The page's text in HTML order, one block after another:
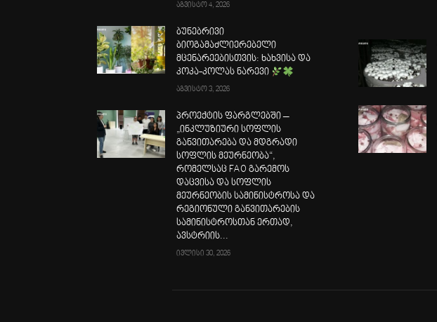
აგვისტო 4, 2026
ბუნებრივი
ბიოგამაძლიერებელი
მცენარეებისთვის: ხახვისა და
კოკა-კოლას ნარევი
აგვისტო 3, 2026
პროექტის ფარგლებში –
„ინკლუზიური სოფლის
განვითარება და მდგრადი
სოფლის მეურნეობა“,
რომელსაც FAO გარემოს
დაცვისა და სოფლის
მეურნეობის სამინისტროსა და
რეგიონული განვითარების
სამინისტროსთან ერთად,
ავსტრიის...
ივლისი 30, 2026